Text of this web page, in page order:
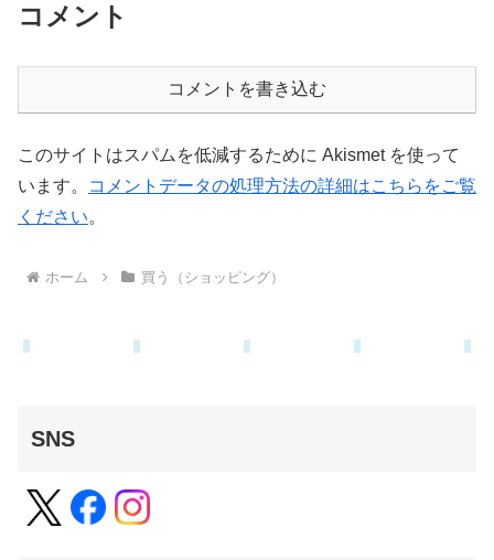
コメント
コメントを書き込む
このサイトはスパムを低減するために Akismet を使って
います。
コメントデータの処理方法の詳細はこちらをご覧
ください。
ホーム 買う（ショッピング）
SNS